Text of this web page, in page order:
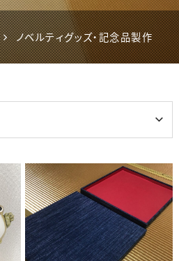
ノベルティグッズ・記念品製作